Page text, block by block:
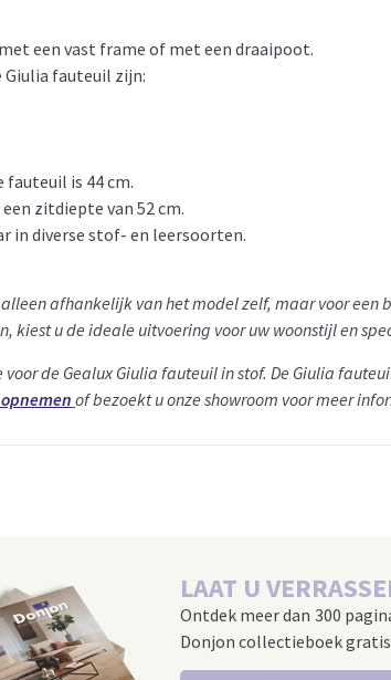
een vast frame of met een draaipoot.
Giulia fauteuil zijn:
fauteuil is 44 cm.
zitdiepte van 52 cm.
in diverse stof- en leersoorten.
afhankelijk van het model zelf, maar voor
kiest u de ideale uitvoering voor uw woonstijl en
de Gealux Giulia fauteuil in stof. De Giulia
of bezoekt u onze showroom voor meer
LAAT U
Ontdek meer dan 300
Donjon collectieboek gratis